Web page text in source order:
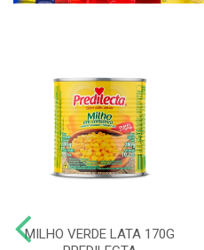
MILHO VERDE LATA 170G